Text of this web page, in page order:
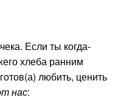
Если ты когда-
хлеба ранним
любить, ценить
нас: